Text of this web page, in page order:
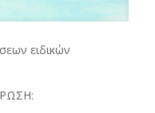
ειδικών